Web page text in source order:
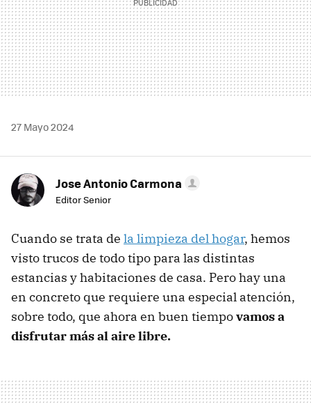
27 Mayo 2024
Jose Antonio Carmona
Editor Senior
Cuando se trata de la limpieza del hogar, hemos
visto trucos de todo tipo para las distintas
estancias y habitaciones de casa. Pero hay una
en concreto que requiere una especial atención,
sobre todo, que ahora en buen tiempovamos a
disfrutar más al aire libre.